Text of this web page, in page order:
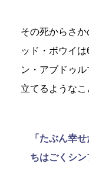
その死からさ
ッド・ボウイ
ン・アブドゥ
立てるようなこ
「たぶん幸
ちはごくシン